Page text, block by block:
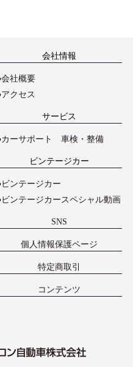
会社情報
会社概要
アクセス
サービス
カーサポート 車検・整備
ビンテージカー
ビンテージカー
ビンテージカースペシャル動画
SNS
個人情報保護ページ
特定商取引
コンテンツ